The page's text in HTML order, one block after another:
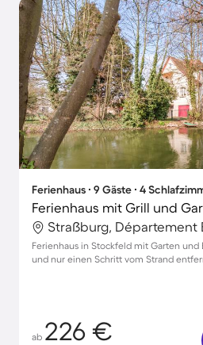
Ferienhaus ∙ 9 Gäste ∙ 4
Ferienhaus mit Grill und
Straßburg, Département
Ferienhaus in Stockfeld mit Garten und
und nur einen Schritt vom Strand
ab 226 €